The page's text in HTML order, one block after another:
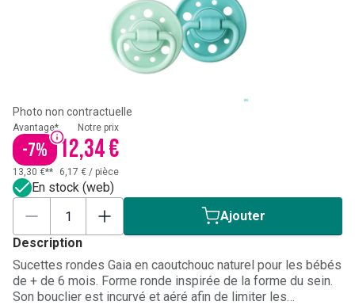
Photo non contractuelle
Avantage*
-7%
Notre prix
12,34 €
13,30 €** 6,17 € / pièce
En stock (web)
Ajouter
Description
Sucettes rondes Gaia en caoutchouc naturel pour les bébés
de + de 6 mois. Forme ronde inspirée de la forme du sein.
Son bouclier est incurvé et aéré afin de limiter les